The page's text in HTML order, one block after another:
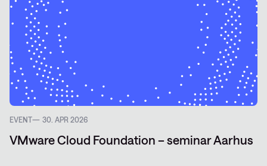
EVENT 30. APR 2026
VMware Cloud Foundation – seminar Aarhus